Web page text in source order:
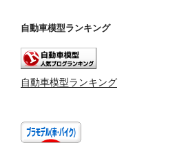
自動車模型ランキング
自動車模型ランキング